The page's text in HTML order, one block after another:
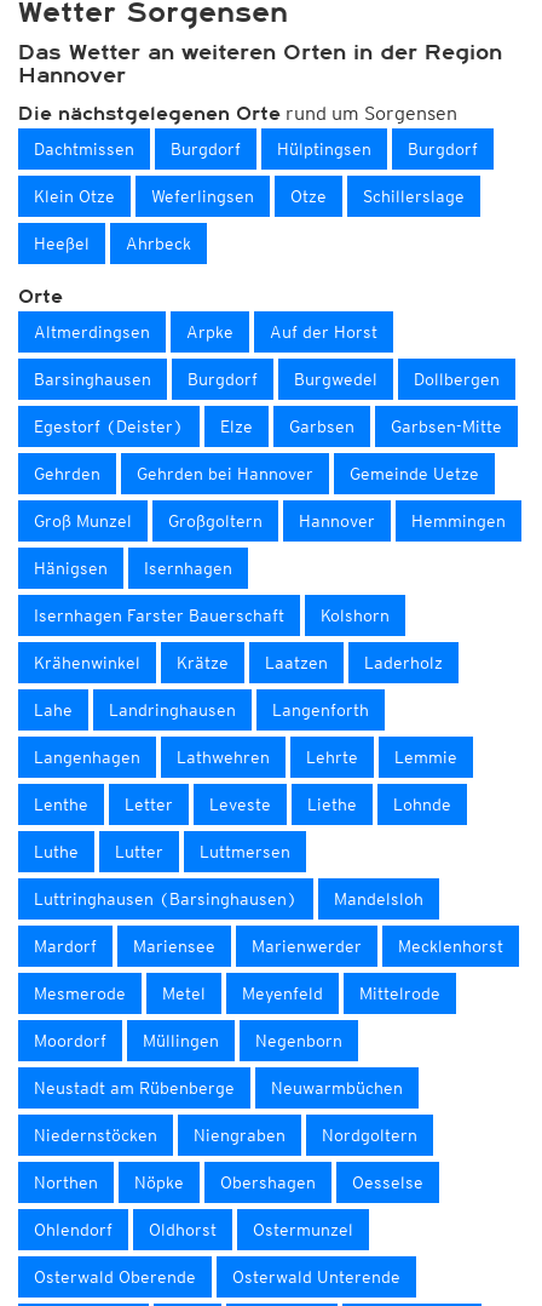
Wetter Sorgensen
Das Wetter an weiteren Orten in der Region
Hannover
Die nächstgelegenen Orte rund um Sorgensen
Dachtmissen Burgdorf Hülptingsen Burgdorf
Klein Otze Weferlingsen Otze Schillerslage
Heeßel Ahrbeck
Orte
Altmerdingsen Arpke Auf der Horst
Barsinghausen Burgdorf Burgwedel Dollbergen
Egestorf (Deister) Elze Garbsen Garbsen-Mitte
Gehrden Gehrden bei Hannover Gemeinde Uetze
Groß Munzel Großgoltern Hannover Hemmingen
Hänigsen Isernhagen
Isernhagen Farster Bauerschaft Kolshorn
Krähenwinkel Krätze Laatzen Laderholz
Lahe Landringhausen Langenforth
Langenhagen Lathwehren Lehrte Lemmie
Lenthe Letter Leveste Liethe Lohnde
Luthe Lutter Luttmersen
Luttringhausen (Barsinghausen) Mandelsloh
Mardorf Mariensee Marienwerder Mecklenhorst
Mesmerode Metel Meyenfeld Mittelrode
Moordorf Müllingen Negenborn
Neustadt am Rübenberge Neuwarmbüchen
Niedernstöcken Niengraben Nordgoltern
Northen Nöpke Obershagen Oesselse
Ohlendorf Oldhorst Ostermunzel
Osterwald Oberende Osterwald Unterende